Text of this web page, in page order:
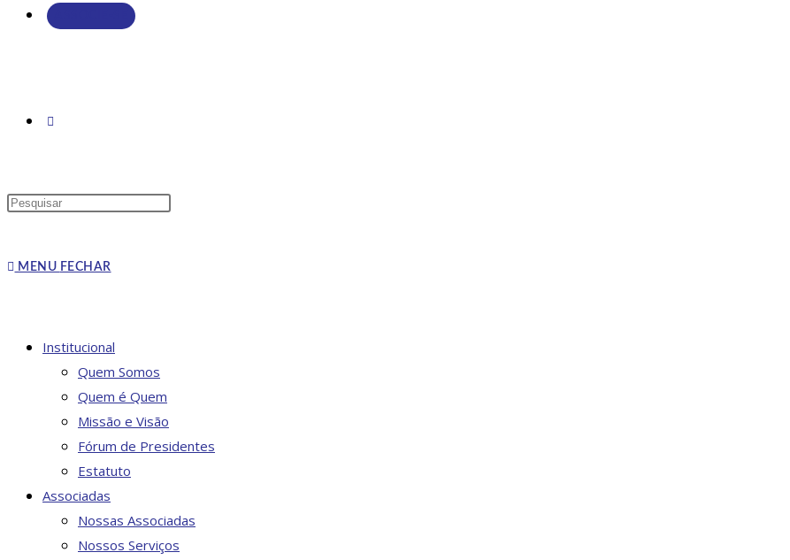
MENU FECHAR
Institucional
Quem Somos
Quem é Quem
Missão e Visão
Fórum de Presidentes
Estatuto
Associadas
Nossas Associadas
Nossos Serviços